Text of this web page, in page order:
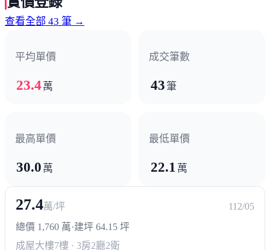
查看全部 43 筆 →
平均單價
23.4 萬
成交筆數
43筆
最高單價
30.0 萬
最低單價
22.1 萬
27.4萬/坪
112/05
總價 1,760 萬·建坪 64.15 坪
成屋大樓7樓 · 3房2廳2衛